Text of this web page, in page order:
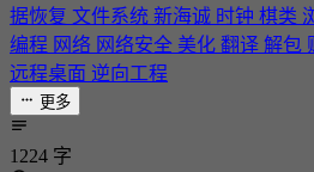
据恢复 文件系统 新海诚 时钟 棋类
编程 网络 网络安全 美化 翻译 解包
远程桌面 逆向工程
更多
1224 字